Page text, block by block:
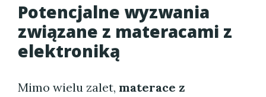
Potencjalne wyzwania
związane z materacami z
elektroniką
Mimo wielu zalet, materace z